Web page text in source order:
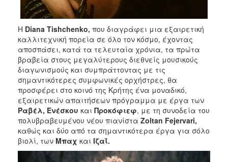
H Diana Tishchenko, που διαγράφει μια εξαιρετική
καλλιτεχνική πορεία σε όλο τον κόσμο, έχοντας
αποσπάσει, κατά τα τελευταία χρόνια, τα πρώτα
βραβεία στους μεγαλύτερους διεθνείς μουσικούς
διαγωνισμούς και συμπράττοντας με τις
σημαντικότερες συμφωνικές ορχήστρες, θα
προσφέρει στο κοινό της Κρήτης ένα μοναδικό,
εξαιρετικών απαιτήσεων πρόγραμμα με έργα των
Ραβέλ, Ενέσκου και Προκόφιεφ, με τη συνοδεία του
πολυβραβευμένου νέου πιανίστα Zoltan Fejervari,
καθώς και δύο από τα σημαντικότερα έργα για σόλο
βιολί, των Μπαχ και Ιζαΐ.